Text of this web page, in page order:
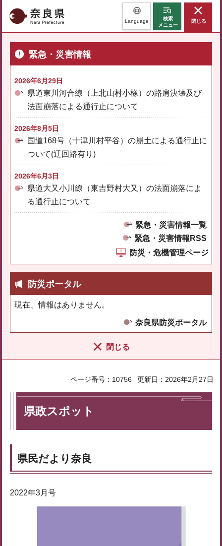
奈良県 Language
検索
メニュー
閉じる
緊急・災害情報
2026年6月29日
県道東川河合線（上北山村小橡）の路肩決壊及び
法面崩落による通行止について
2026年8月5日
国道168号（十津川村平谷）の崩土による通行止に
ついて(迂回路有り)
2026年6月3日
県道大又小川線（東吉野村大又）の法面崩落によ
る通行止について
緊急・災害情報一覧
緊急・災害情報RSS
防災・危機管理ページ
防災ポータル
現在、情報はありません。
奈良県防災ポータル
閉じる
ページ番号：10756 更新日：2026年2月27日
県政スポット
県民だより奈良
2022年3月号